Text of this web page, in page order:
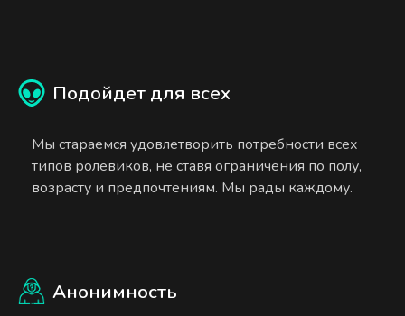
Подойдет для всех
Мы стараемся удовлетворить потребности всех
типов ролевиков, не ставя ограничения по полу,
возрасту и предпочтениям. Мы рады каждому.
Анонимность